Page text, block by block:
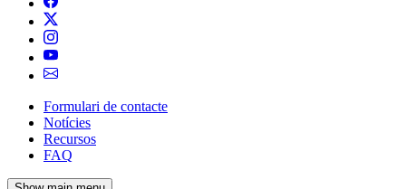
Navegació
principal
de
Formulari de contacte
Notícies
Recursos
FAQ